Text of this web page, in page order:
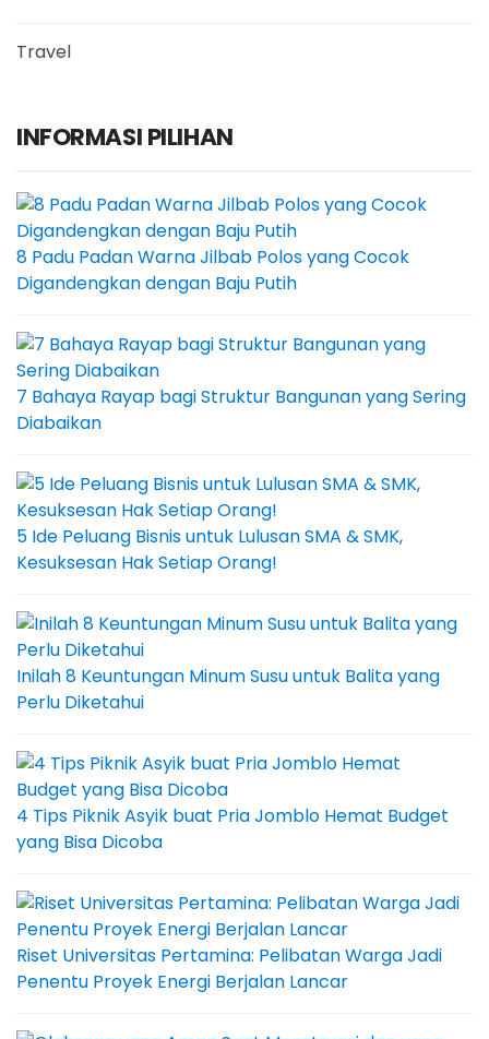
Travel
INFORMASI PILIHAN
8 Padu Padan Warna Jilbab Polos yang Cocok
Digandengkan dengan Baju Putih
7 Bahaya Rayap bagi Struktur Bangunan yang Sering
Diabaikan
5 Ide Peluang Bisnis untuk Lulusan SMA & SMK,
Kesuksesan Hak Setiap Orang!
Inilah 8 Keuntungan Minum Susu untuk Balita yang
Perlu Diketahui
4 Tips Piknik Asyik buat Pria Jomblo Hemat Budget
yang Bisa Dicoba
Riset Universitas Pertamina: Pelibatan Warga Jadi
Penentu Proyek Energi Berjalan Lancar